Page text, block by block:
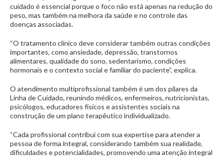
cuidado é essencial porque o foco não está apenas na redução do
peso, mas também na melhora da saúde e no controle das
doenças associadas.
“O tratamento clínico deve considerar também outras condições
importantes, como ansiedade, depressão, transtornos
alimentares, qualidade do sono, sedentarismo, condições
hormonais e o contexto social e familiar do paciente”, explica.
O atendimento multiprofissional também é um dos pilares da
Linha de Cuidado, reunindo médicos, enfermeiros, nutricionistas,
psicólogos, educadores físicos e assistentes sociais na
construção de um plano terapêutico individualizado.
“Cada profissional contribui com sua expertise para atender a
pessoa de forma integral, considerando também sua realidade,
dificuldades e potencialidades, promovendo uma atenção integral